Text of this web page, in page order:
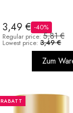
3,49 € -40%
Regular price:5,81 €
Lowest price: 3,49 €
Zum
RABATT